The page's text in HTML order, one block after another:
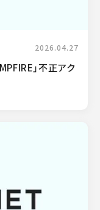
2026.04.27
」不正アク